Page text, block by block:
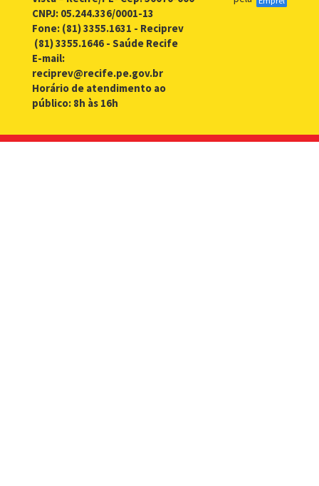
CNPJ: 05.244.336/0001-13
Fone: (81) 3355.1631 - Reciprev
(81) 3355.1646 - Saúde Recife
E-mail:
reciprev@recife.pe.gov.br
Horário de atendimento ao
público: 8h às 16h